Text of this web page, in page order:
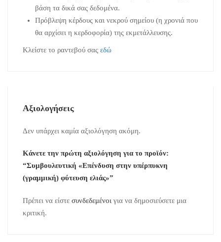
βάση τα δικά σας δεδομένα.
Πρόβλεψη κέρδους και νεκρού σημείου (η χρονιά που
θα αρχίσει η κερδοφορία) της εκμετάλλευσης.
Κλείστε το ραντεβού σας εδώ
Αξιολογήσεις
Δεν υπάρχει καμία αξιολόγηση ακόμη.
Κάνετε την πρώτη αξιολόγηση για το προϊόν:
“Συμβουλευτική «Επένδυση στην υπέρπυκνη
(γραμμική) φύτευση ελιάς»”
Πρέπει να είστε συνδεδεμένοι για να δημοσιεύσετε μια
κριτική.